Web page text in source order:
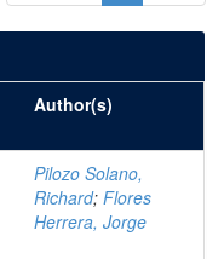
Author(s)
Pilozo Solano,
Richard; Flores
Herrera, Jorge